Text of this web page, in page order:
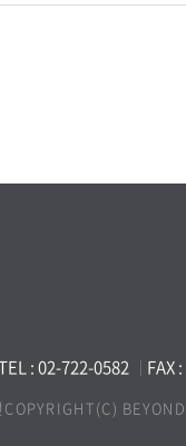
: 02-722-0582 FAX
COPYRIGHT(C)